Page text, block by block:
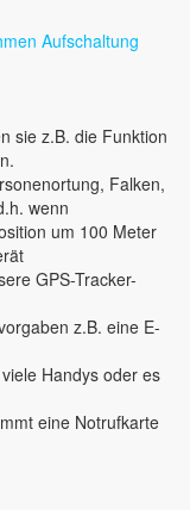
sie z.B. die Funktion
Falken,
wenn
um 100 Meter
GPS-Tracker-
z.B. eine E-
Handys oder es
eine Notrufkarte